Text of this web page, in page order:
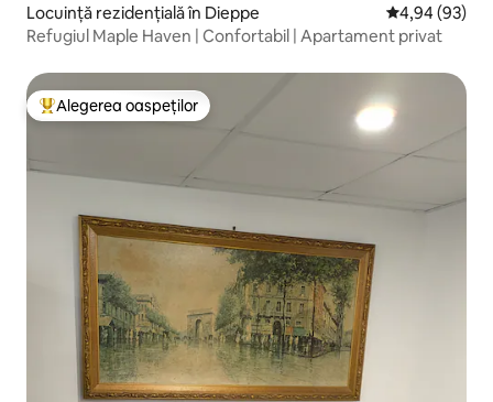
Locuință rezidențială în Dieppe Scor mediu
4,94 (93)
Refugiul Maple Haven | Confortabil | Apartament privat
Locuință din topul categoriei Alegerea oaspeților
Alegerea oaspeților